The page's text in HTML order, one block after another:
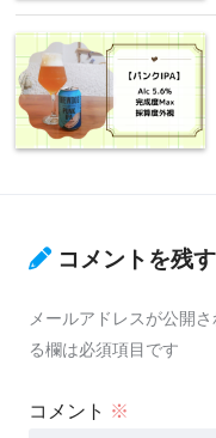
コメントを残す
メールアドレスが公開
る欄は必須項目です
コメント ※